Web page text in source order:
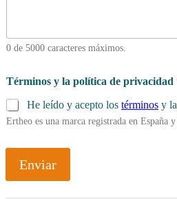
0 de 5000 caracteres máximos.
n
d
u
r
c
Términos y la política de privacidad
He leído y acepto los términos y la
Ertheo es una marca registrada en
Enviar